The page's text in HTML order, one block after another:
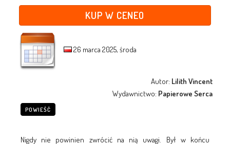
KUP W CENEO
26 marca 2025, środa
Autor: Lilith Vincent
Wydawnictwo: Papierowe Serca
POWIEŚĆ
Nigdy nie powinien zwrócić na nią uwagi. Był w końcu